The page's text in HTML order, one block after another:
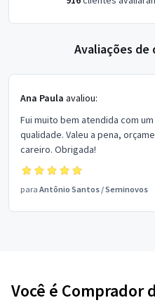
Avaliações
Ana Paula avaliou:
Fui muito bem atendida com
qualidade. Valeu a pena,
careiro. Obrigada!
para Antônio Santos /Seminovos
Você é Comprador